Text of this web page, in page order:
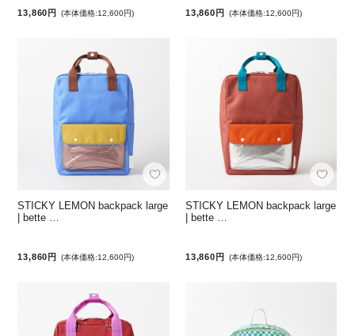
13,860円 (本体価格:12,600円) 13,860円 (本体価格:12,600円)
STICKY LEMON backpack large
| bette …
13,860円 (本体価格:12,600円)
STICKY LEMON backpack large
| bette …
13,860円 (本体価格:12,600円)